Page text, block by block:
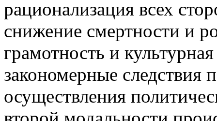
рационализация всех
снижение смертности и
грамотность и
закономерные следствия
осуществления